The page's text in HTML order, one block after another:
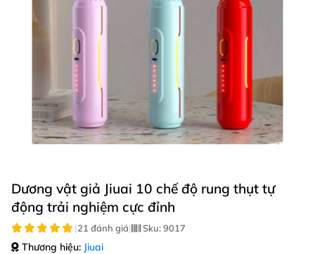
Dương vật giả Jiuai 10 chế độ rung thụt tự
động trải nghiệm cực đỉnh
|21 đánh giá| Sku:9017
Thương hiệu: Jiuai